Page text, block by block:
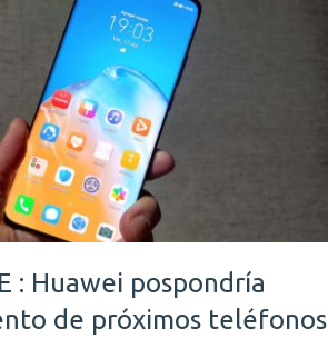
: Huawei pospondría
de próximos teléfonos